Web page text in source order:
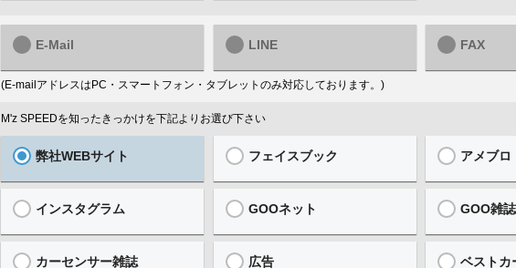
E-Mail LINE FAX
(E-mailアドレスはPC・スマートフォン・タブレットのみ対応しております。)
M'z SPEEDを知ったきっかけを下記よりお選び下さい
弊社WEBサイト フェイスブック アメブロ
インスタグラム GOOネット GOO雑誌
カーセンサー雑誌 広告 ベストカ